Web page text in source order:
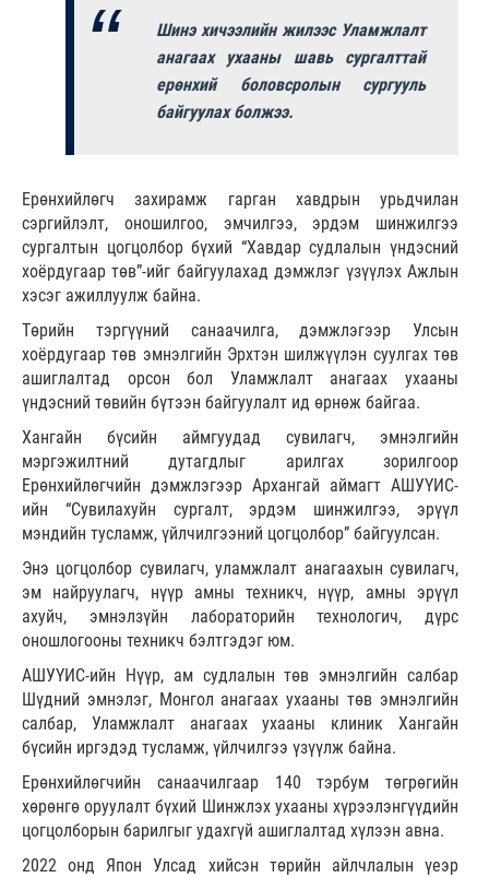
Шинэ хичээлийн жилээс Уламжлалт
анагаах ухааны шавь сургалттай
ерөнхий боловсролын сургууль
байгуулах болжээ.
Ерөнхийлөгч захирамж гарган хавдрын урьдчилан
сэргийлэлт, оношилгоо, эмчилгээ, эрдэм шинжилгээ
сургалтын цогцолбор бүхий “Хавдар судлалын үндэсний
хоёрдугаар төв”-ийг байгуулахад дэмжлэг үзүүлэх Ажлын
хэсэг ажиллуулж байна.
Төрийн тэргүүний санаачилга, дэмжлэгээр Улсын
хоёрдугаар төв эмнэлгийн Эрхтэн шилжүүлэн суулгах төв
ашиглалтад орсон бол Уламжлалт анагаах ухааны
үндэсний төвийн бүтээн байгуулалт ид өрнөж байгаа.
Хангайн бүсийн аймгуудад сувилагч, эмнэлгийн
мэргэжилтний дутагдлыг арилгах зорилгоор
Ерөнхийлөгчийн дэмжлэгээр Архангай аймагт АШУҮИС-
ийн “Сувилахуйн сургалт, эрдэм шинжилгээ, эрүүл
мэндийн тусламж, үйлчилгээний цогцолбор” байгуулсан.
Энэ цогцолбор сувилагч, уламжлалт анагаахын сувилагч,
эм найруулагч, нүүр амны техникч, нүүр, амны эрүүл
ахуйч, эмнэлзүйн лабораторийн технологич, дүрс
оношлогооны техникч бэлтгэдэг юм.
АШУҮИС-ийн Нүүр, ам судлалын төв эмнэлгийн салбар
Шүдний эмнэлэг, Монгол анагаах ухааны төв эмнэлгийн
салбар, Уламжлалт анагаах ухааны клиник Хангайн
бүсийн иргэдэд тусламж, үйлчилгээ үзүүлж байна.
Ерөнхийлөгчийн санаачилгаар 140 тэрбум төгрөгийн
хөрөнгө оруулалт бүхий Шинжлэх ухааны хүрээлэнгүүдийн
цогцолборын барилгыг удахгүй ашиглалтад хүлээн авна.
2022 онд Япон Улсад хийсэн төрийн айлчлалын үеэр